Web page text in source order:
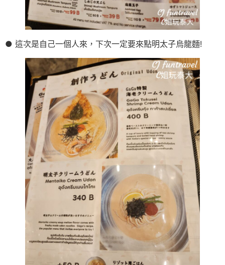
● 這次是自己一個人來，下次一定要來點明太子烏龍麵!